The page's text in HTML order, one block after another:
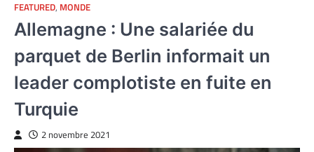
FEATURED, MONDE
Allemagne : Une salariée du
parquet de Berlin informait un
leader complotiste en fuite en
Turquie
2 novembre 2021